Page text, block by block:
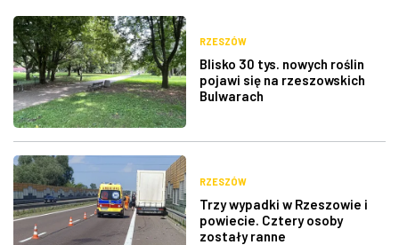
RZESZÓW
Blisko 30 tys. nowych roślin
pojawi się na rzeszowskich
Bulwarach
RZESZÓW
Trzy wypadki w Rzeszowie i
powiecie. Cztery osoby
zostały ranne